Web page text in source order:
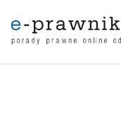
PORADY